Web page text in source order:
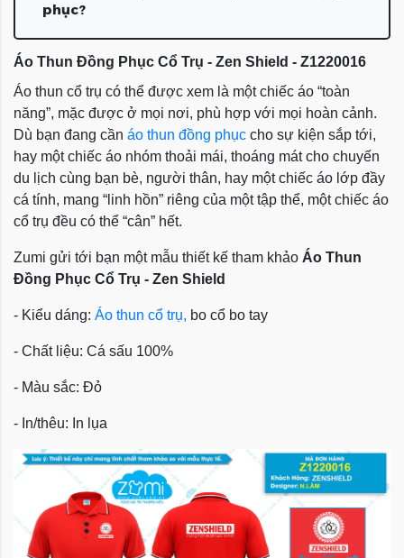
phục?
Áo Thun Đồng Phục Cổ Trụ - Zen Shield - Z1220016
Áo thun cổ trụ có thể được xem là một chiếc áo “toàn
năng”, mặc được ở mọi nơi, phù hợp với mọi hoàn cảnh.
Dù bạn đang cần áo thun đồng phục cho sự kiện sắp tới,
hay một chiếc áo nhóm thoải mái, thoáng mát cho chuyến
du lịch cùng bạn bè, người thân, hay một chiếc áo lớp đầy
cá tính, mang “linh hồn” riêng của một tập thể, một chiếc áo
cổ trụ đều có thể “cân” hết.
Zumi gửi tới bạn một mẫu thiết kế tham khảo Áo Thun
Đồng Phục Cổ Trụ - Zen Shield
- Kiểu dáng: Áo thun cổ trụ, bo cổ bo tay
- Chất liệu: Cá sấu 100%
- Màu sắc: Đỏ
- In/thêu: In lụa